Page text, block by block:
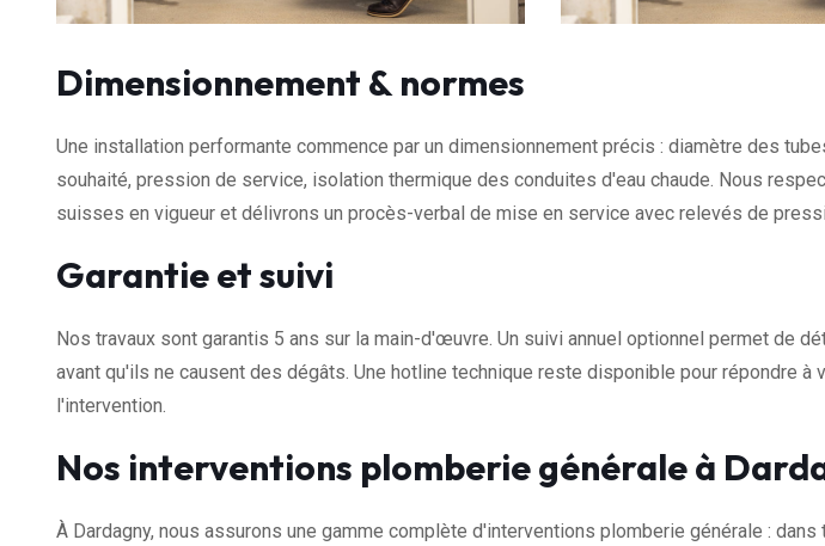
Dimensionnement & normes
Une installation performante commence par un dimensionnement précis : diamètre des
souhaité, pression de service, isolation thermique des conduites d'eau chaude. Nous
suisses en vigueur et délivrons un procès-verbal de mise en service avec relevés de
Garantie et suivi
Nos travaux sont garantis 5 ans sur la main-d'œuvre. Un suivi annuel optionnel permet de
avant qu'ils ne causent des dégâts. Une hotline technique reste disponible pour répondre à
l'intervention.
Nos interventions plomberie générale à
À Dardagny, nous assurons une gamme complète d'interventions plomberie générale :